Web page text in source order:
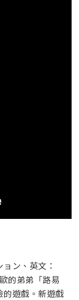
ン、英文：
的弟弟「路易
遊戲。新遊戲